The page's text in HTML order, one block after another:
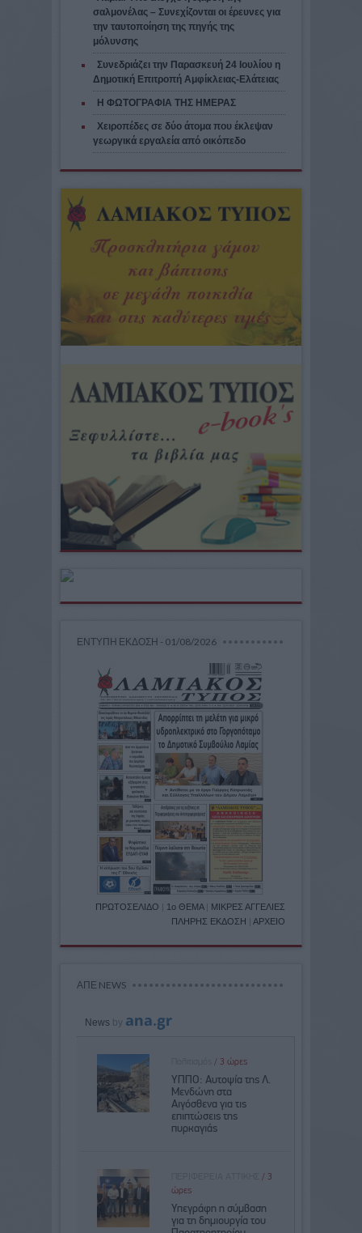
σαλμονέλας – Συνεχίζονται οι έρευνες για
την ταυτοποίηση της πηγής της
μόλυνσης
Συνεδριάζει την Παρασκευή 24 Ιουλίου η
Δημοτική Επιτροπή Αμφίκλειας-Ελάτειας
H ΦΩΤΟΓΡΑΦΙΑ ΤΗΣ ΗΜΕΡΑΣ
Χειροπέδες σε δύο άτομα που έκλεψαν
γεωργικά εργαλεία από οικόπεδο
ΕΝΤΥΠΗ ΕΚΔΟΣΗ - 01/08/2026
ΠΡΩΤΟΣΕΛΙΔΟ 1ο ΘΕΜΑ| ΜΙΚΡΕΣ ΑΓΓΕΛΙΕΣ
ΠΛΗΡΗΣ ΕΚΔΟΣΗ
ΑΡΧΕΙΟ
ΑΠΕ NEWS